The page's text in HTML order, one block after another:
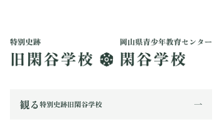
観る 特別史跡旧閑谷学校